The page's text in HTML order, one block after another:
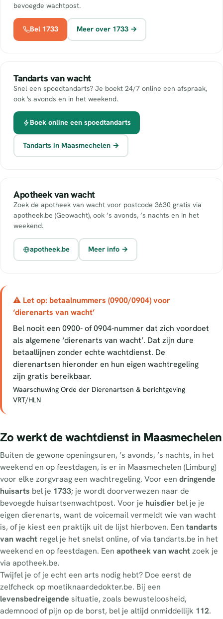
bevoegde wachtpost.
Bel 1733 Meer over 1733 →
Tandarts van wacht
Snel een spoedtandarts? Je boekt 24/7 online een afspraak,
ook 's avonds en in het weekend.
Boek online een spoedtandarts
Tandarts in Maasmechelen →
Apotheek van wacht
Zoek de apotheek van wacht voor postcode 3630 gratis via
apotheek.be (Geowacht), ook ’s avonds, ’s nachts en in het
weekend.
apotheek.be Meer info →
⚠ Let op: betaalnummers (0900/0904) voor
‘dierenarts van wacht’
Bel nooit een 0900- of 0904-nummer dat zich voordoet
als algemene ‘dierenarts van wacht’. Dat zijn dure
betaallijnen zonder echte wachtdienst. De
dierenartsen hieronder en hun eigen wachtregeling
zijn gratis bereikbaar.
Waarschuwing Orde der Dierenartsen & berichtgeving
VRT/HLN
Zo werkt de wachtdienst in Maasmechelen
Buiten de gewone openingsuren, ’s avonds, ’s nachts, in het
weekend en op feestdagen, is er in Maasmechelen (Limburg)
voor elke zorgvraag een wachtregeling. Voor een dringende
huisarts bel je 1733; je wordt doorverwezen naar de
bevoegde huisartsenwachtpost. Voor je huisdier bel je je
eigen dierenarts, want de voicemail vermeldt wie van wacht
is, of je kiest een praktijk uit de lijst hierboven. Een tandarts
van wacht regel je het snelst online, of via tandarts.be in het
weekend en op feestdagen. Een apotheek van wachtzoek je
via apotheek.be.
Twijfel je of je echt een arts nodig hebt? Doe eerst de
zelfcheck op moetiknaardedokter.be. Bij een
levensbedreigende situatie, zoals bewusteloosheid,
ademnood of pijn op de borst, bel je altijd onmiddellijk 112.